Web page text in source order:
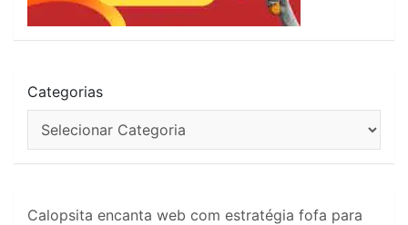
Categorias
Calopsita encanta web com estratégia fofa para